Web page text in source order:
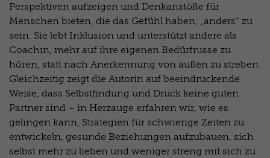
Perspektiven aufzeigen und Denkanstöße für
Menschen bieten, die das Gefühl haben, „anders“ zu
sein. Sie lebt Inklusion und unterstützt andere als
Coachin, mehr auf ihre eigenen Bedürfnisse zu
hören, statt nach Anerkennung von außen zu streben.
Gleichzeitig zeigt die Autorin auf beeindruckende
Weise, dass Selbstfindung und Druck keine guten
Partner sind – in Herzauge erfahren wir, wie es
gelingen kann, Strategien für schwierige Zeiten zu
entwickeln, gesunde Beziehungen aufzubauen, sich
selbst mehr zu lieben und weniger streng mit sich zu